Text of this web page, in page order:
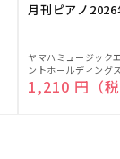
月刊ピアノ2026
販
売
元:
ヤマハミュージック
ントホールディングス
通常価格
1,210 円（税